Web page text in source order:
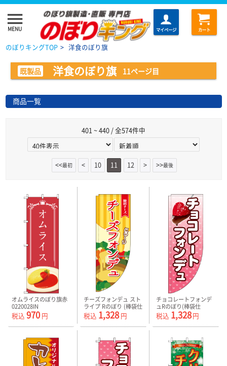
menu
MENU マイページ カート
のぼりキングTOP > 洋食のぼり旗
既製品 洋食のぼり旗 11ページ目
商品一覧
401 ~ 440 / 全574件中
<<最初 < 10 11 12 > >>最後
オムライスのぼり旗赤
0220028IN
税込 970 円
チーズフォンデュ スト
ライプ Rのぼり (棒袋仕
様) -0220083RIN
税込 1,328円
チョコレートフォンデ
ュRのぼり(棒袋仕
様)0120406RIN
税込 1,328円